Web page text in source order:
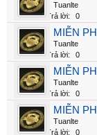
Tuanlte
Trả lời:
0
MIỄN
Tuanlte
Trả lời:
0
MIỄN
Tuanlte
Trả lời:
0
MIỄN
Tuanlte
Trả lời:
0